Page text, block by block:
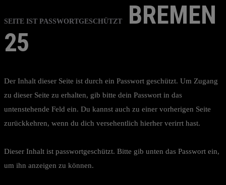
SEITE IST PASSWORTGESCHÜTZT
BREMEN
25
Der Inhalt dieser Seite ist durch ein Passwort geschützt. Um Zugang
zu dieser Seite zu erhalten, gib bitte dein Passwort in das
untenstehende Feld ein. Du kannst auch zu einer vorherigen Seite
zurückkehren, wenn du dich versehentlich hierher verirrt hast.
Dieser Inhalt ist passwortgeschützt. Bitte gib unten das Passwort ein,
um ihn anzeigen zu können.